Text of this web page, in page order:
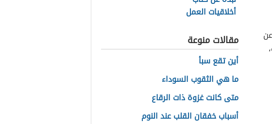
أخلاقيات العمل
الاجتماعية
مقالات منوعة
أين تقع سبأ
ما هي الثقوب السوداء
متى كانت غزوة ذات الرقاع
أسباب خفقان القلب عند النوم